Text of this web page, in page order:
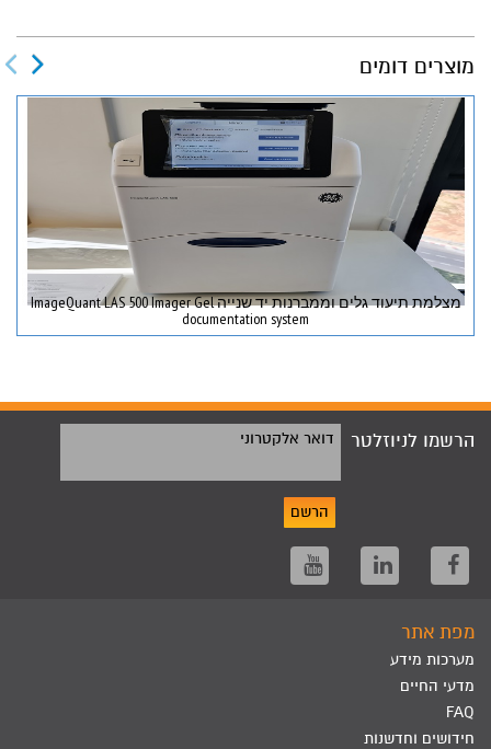
מוצרים דומים
מצלמת תיעוד גלים וממברנות יד שנייה ImageQuant LAS 500 Imager Gel
documentation system
הרשמו לניוזלטר דואר אלקטרוני
הרשם
מפת אתר
מערכות מידע
מדעי החיים
FAQ
חידושים וחדשנות